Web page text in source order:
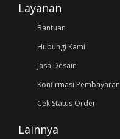
Layanan
Bantuan
Hubungi Kami
Jasa Desain
Konfirmasi Pembayaran
Cek Status Order
Lainnya